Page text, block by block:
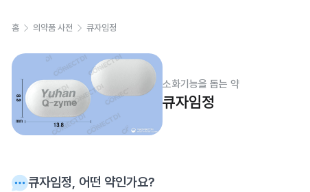
홈 의약품 사전 큐자임정
소화기능을 돕는 약
큐자임정
큐자임정, 어떤 약인가요?